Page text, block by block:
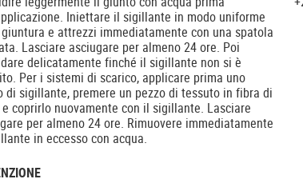
Iniettare il sigillante in modo uniforme
e attrezzi immediatamente con una spatola
Lasciare asciugare per almeno 24 ore. Poi
delicatamente finché il sigillante non si è
Per i sistemi di scarico, applicare prima uno
di sigillante, premere un pezzo di tessuto in fibra di
coprirlo nuovamente con il sigillante. Lasciare
per almeno 24 ore. Rimuovere immediatamente
in eccesso con acqua.